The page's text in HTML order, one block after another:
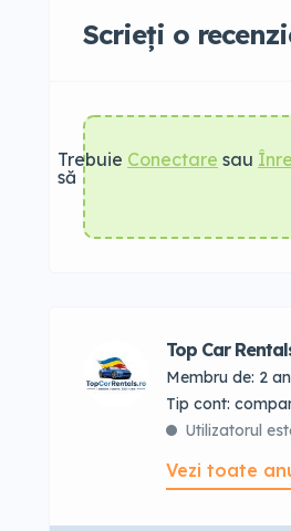
Scrieți o
Trebuie
să
Conectare sau
Top Car
Membru de: 2
tip cont:
Utilizatorul
Vezi toate